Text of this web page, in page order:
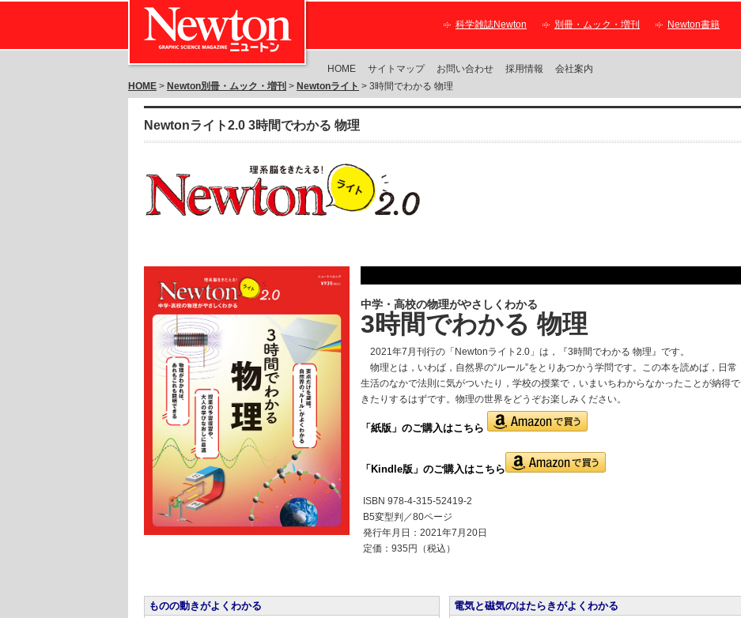
科学雑誌Newton 別冊・ムック・増刊 Newton書籍
HOME サイトマップ お問い合わせ 採用情報
会社案内
HOME > Newton別冊・ムック・増刊 > Newtonライト > 3時間でわかる 物理
Newtonライト2.0 3時間でわかる 物理
中学・高校の物理がやさしくわかる
3時間でわかる 物理
2021年7月刊行の「Newtonライト2.0」は，『3時間でわかる 物理』です。
物理とは，いわば，自然界の“ルール”をとりあつかう学問です。この本を読めば，日常
生活のなかで法則に気がついたり，学校の授業で，いまいちわからなかったことが納得で
きたりするはずです。物理の世界をどうぞお楽しみください。
「紙版」のご購入はこちら
「Kindle版」のご購入はこちら
ISBN 978-4-315-52419-2
B5変型判／80ページ
発行年月日：2021年7月20日
定価：935円（税込）
ものの動きがよくわかる 電気と磁気のはたらきがよくわかる